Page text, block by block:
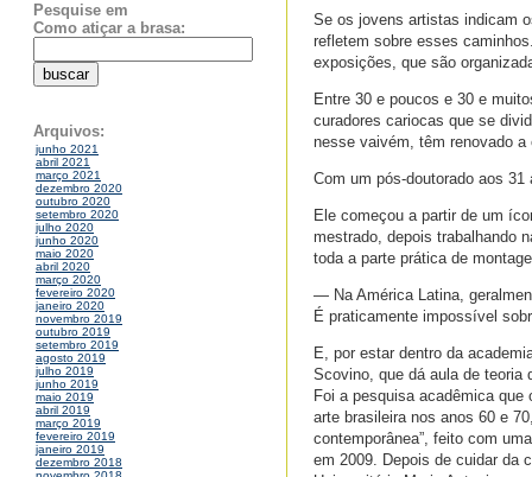
Pesquise em
Como atiçar a brasa:
Arquivos:
junho 2021
abril 2021
março 2021
dezembro 2020
outubro 2020
setembro 2020
julho 2020
junho 2020
maio 2020
abril 2020
março 2020
fevereiro 2020
janeiro 2020
novembro 2019
outubro 2019
setembro 2019
agosto 2019
julho 2019
junho 2019
maio 2019
abril 2019
março 2019
fevereiro 2019
janeiro 2019
dezembro 2018
Se os jovens artistas indicam
refletem sobre esses
exposições, que são
Entre 30 e poucos e 30 e
curadores cariocas que se
nesse vaivém, têm renovado a
Com um pós-doutorado aos
Ele começou a partir de um
mestrado, depois trabalhando
toda a parte prática de
— Na América Latina,
É praticamente impossível
E, por estar dentro da
Scovino, que dá aula de teoria
Foi a pesquisa acadêmica
arte brasileira nos anos 60 e
contemporânea”, feito com
em 2009. Depois de cuidar da